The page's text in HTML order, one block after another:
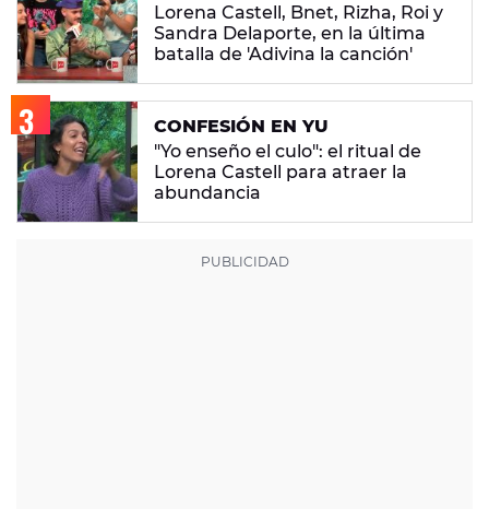
Lorena Castell, Bnet, Rizha, Roi y
Sandra Delaporte, en la última
batalla de 'Adivina la canción'
CONFESIÓN EN YU
"Yo enseño el culo": el ritual de
Lorena Castell para atraer la
abundancia